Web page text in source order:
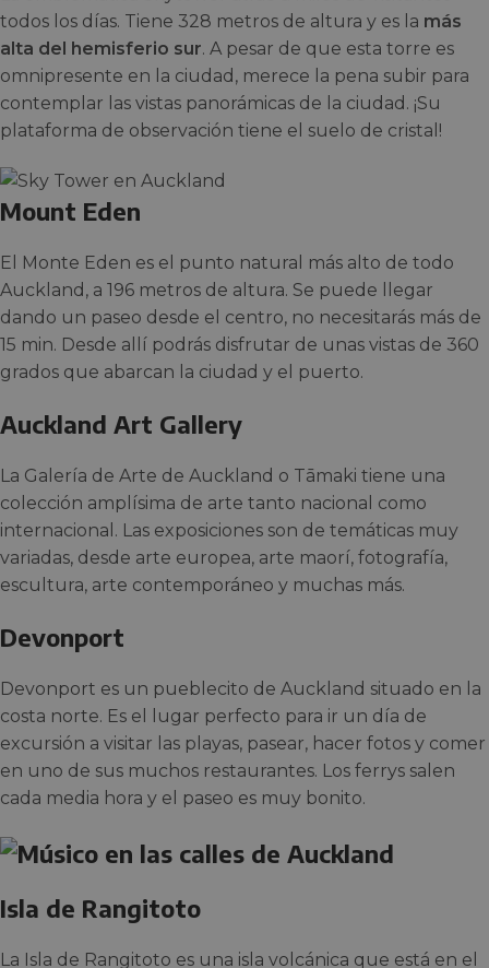
todos los días. Tiene 328 metros de altura y es la más
alta del hemisferio sur. A pesar de que esta torre es
omnipresente en la ciudad, merece la pena subir para
contemplar las vistas panorámicas de la ciudad. ¡Su
plataforma de observación tiene el suelo de cristal!
Mount Eden
El Monte Eden es el punto natural más alto de todo
Auckland, a 196 metros de altura. Se puede llegar
dando un paseo desde el centro, no necesitarás más de
15 min. Desde allí podrás disfrutar de unas vistas de 360
grados que abarcan la ciudad y el puerto.
Auckland Art Gallery
La Galería de Arte de Auckland o Tāmaki tiene una
colección amplísima de arte tanto nacional como
internacional. Las exposiciones son de temáticas muy
variadas, desde arte europea, arte maorí, fotografía,
escultura, arte contemporáneo y muchas más.
Devonport
Devonport es un pueblecito de Auckland situado en la
costa norte. Es el lugar perfecto para ir un día de
excursión a visitar las playas, pasear, hacer fotos y comer
en uno de sus muchos restaurantes. Los ferrys salen
cada media hora y el paseo es muy bonito.
Isla de Rangitoto
La Isla de Rangitoto es una isla volcánica que está en el